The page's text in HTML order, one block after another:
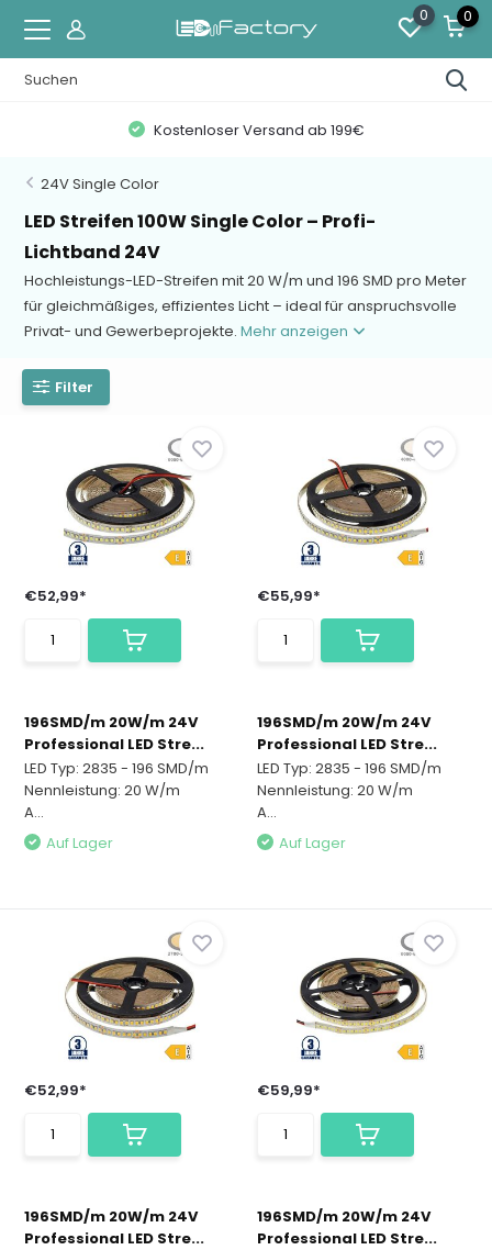
0 0
Kostenloser Versand ab 199€
24V Single Color
LED Streifen 100W Single Color – Profi-
Lichtband 24V
Hochleistungs-LED-Streifen mit 20 W/m und 196 SMD pro Meter
für gleichmäßiges, effizientes Licht – ideal für anspruchsvolle
Privat- und Gewerbeprojekte.Mehr anzeigen
Filter
€52,99*
196SMD/m 20W/m 24V
Professional LED Stre...
LED Typ: 2835 - 196 SMD/m
Nennleistung: 20 W/m
A...
Auf Lager
€55,99*
196SMD/m 20W/m 24V
Professional LED Stre...
LED Typ: 2835 - 196 SMD/m
Nennleistung: 20 W/m
A...
Auf Lager
€52,99*
196SMD/m 20W/m 24V
Professional LED Stre...
€59,99*
196SMD/m 20W/m 24V
Professional LED Stre...